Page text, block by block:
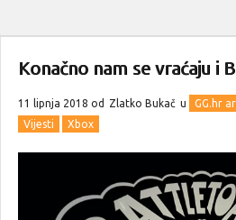
Konačno nam se vraćaju i
11 lipnja 2018 od Zlatko Bukač u GG.hr
Vijesti
Xbox